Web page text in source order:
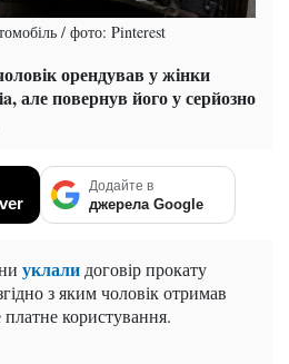
/ фото: Pinterest
орендував у жінки
але повернув його у серйозно
Додайте в
джерела Google
уклали договір прокату
з яким чоловік отримав
платне користування.